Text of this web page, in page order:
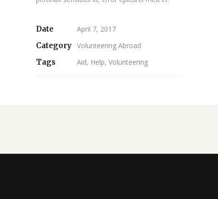
Date
April 7, 2017
Category Volunteering Abroad
Tags
Aid, Help, Volunteering